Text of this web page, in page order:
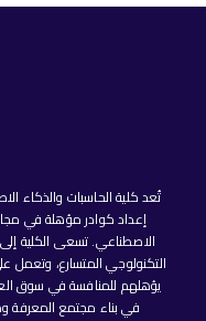
تُعد كلية الحاسبات والذكاء
إعداد كوادر مؤهلة في
الاصطناعي. تسعى الكلية إلى
التكنولوجي المتسارع، وتعمل
يؤهلهم للمنافسة في سوق
في بناء مجتمع المعرفة